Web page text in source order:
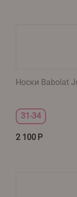
Носки Babolat
31-34
2 100 Р